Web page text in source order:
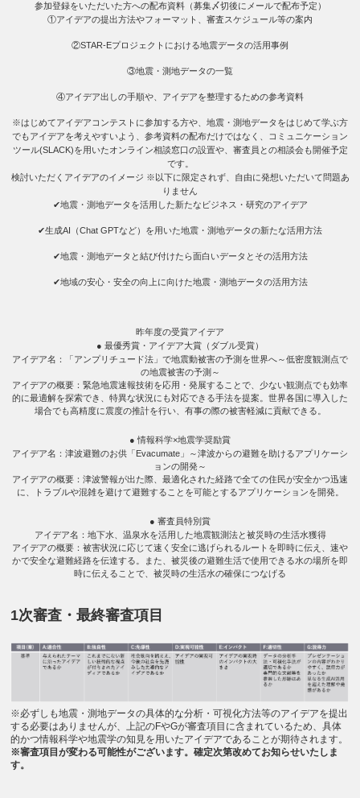
参加登録をいただいた方への配布資料（募集〆切後にメールで配布予定）
①アイデアの提出方法やフォーマット、審査スケジュール等の案内
②STAR-Eプロジェクトにおける地震データの活用事例
③地震・測地データの一覧
④アイデア出しの手順や、アイデアを整理するための参考資料
※はじめてアイデアコンテストに参加する方や、地震・測地データをはじめて学ぶ方
でもアイデアを考えやすいよう、参考資料の配布だけではなく、コミュニケーション
ツール(SLACK)を用いたオンライン相談窓口の設置や、審査員との相談会も開催予定
です。
検討いただくアイデアのイメージ ※以下に限定されず、自由に発想いただいて問題あ
りません
✔地震・測地データを活用した新たなビジネス・研究のアイデア
✔生成AI（Chat GPTなど）を用いた地震・測地データの新たな活用方法
✔地震・測地データと結び付けたら面白いデータとその活用方法
✔地域の安心・安全の向上に向けた地震・測地データの活用方法
昨年度の受賞アイデア
● 最優秀賞・アイデア大賞（ダブル受賞）
アイデア名：「アンプリチュード法」で地震動被害の予測を世界へ～低密度観測点で
の地震被害の予測～
アイデアの概要：緊急地震速報技術を応用・発展することで、少ない観測点でも効率
的に最適解を探索でき、特異な状況にも対応できる手法を提案。世界各国に導入した
場合でも高精度に震度の推計を行い、有事の際の被害軽減に貢献できる。
● 情報科学×地震学奨励賞
アイデア名：津波避難のお供「Evacumate」～津波からの避難を助けるアプリケーシ
ョンの開発～
アイデアの概要：津波警報が出た際、最適化された経路で全ての住民が安全かつ迅速
に、トラブルや混雑を避けて避難することを可能とするアプリケーションを開発。
● 審査員特別賞
アイデア名：地下水、温泉水を活用した地震観測法と被災時の生活水獲得
アイデアの概要：被害状況に応じて速く安全に逃げられるルートを即時に伝え、速や
かで安全な避難経路を伝達する。また、被災後の避難生活で使用できる水の場所を即
時に伝えることで、被災時の生活水の確保につなげる
1次審査・最終審査項目
※必ずしも地震・測地データの具体的な分析・可視化方法等のアイデアを提出
する必要はありませんが、上記のFやGが審査項目に含まれているため、具体
的かつ情報科学や地震学の知見を用いたアイデアであることが期待されます。
※審査項目が変わる可能性がございます。確定次第改めてお知らせいたしま
す。